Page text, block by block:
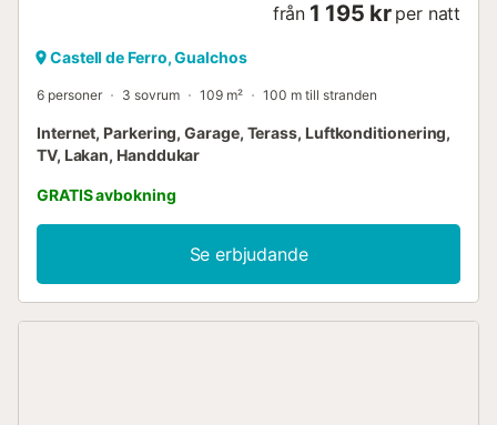
från 1 195 kr per natt
Castell de Ferro, Gualchos
6 personer 3 sovrum 109 m² 100 m till stranden
Internet, Parkering, Garage, Terass, Luftkonditionering,
TV, Lakan, Handdukar
GRATIS avbokning
Se erbjudande